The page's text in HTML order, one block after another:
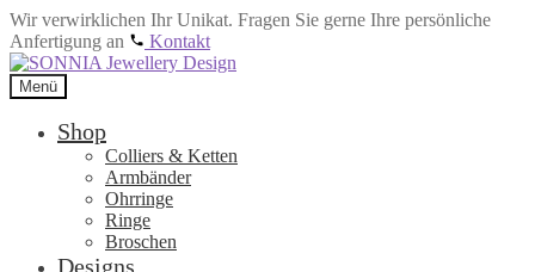
Wir verwirklichen Ihr Unikat. Fragen Sie gerne Ihre persönliche
Anfertigung an
Kontakt
Zur
Navigation
springen
Zum
Inhalt
springen
Menü
Shop
Colliers & Ketten
Armbänder
Ohrringe
Ringe
Broschen
Designs